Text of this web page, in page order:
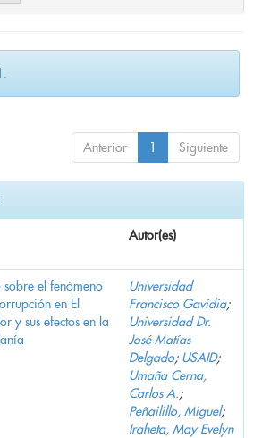
Anterior 1 Siguiente
Autor(es)
sobre el fenómeno
en El
y sus efectos en la
Universidad
Francisco Gavidia;
Universidad Dr.
José Matías
Delgado; USAID;
Umaña Cerna,
Carlos A.;
Peñailillo, Miguel;
Iraheta, May Evelyn